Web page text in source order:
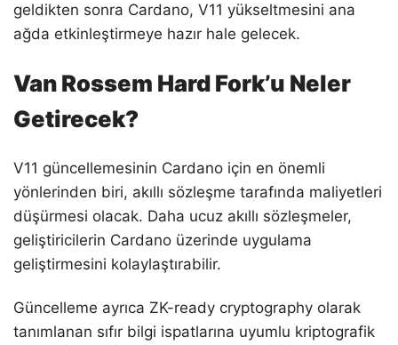
geldikten sonra Cardano, V11 yükseltmesini ana
ağda etkinleştirmeye hazır hale gelecek.
Van Rossem Hard Fork’u Neler
Getirecek?
V11 güncellemesinin Cardano için en önemli
yönlerinden biri, akıllı sözleşme tarafında maliyetleri
düşürmesi olacak. Daha ucuz akıllı sözleşmeler,
geliştiricilerin Cardano üzerinde uygulama
geliştirmesini kolaylaştırabilir.
Güncelleme ayrıca ZK-ready cryptography olarak
tanımlanan sıfır bilgi ispatlarına uyumlu kriptografik